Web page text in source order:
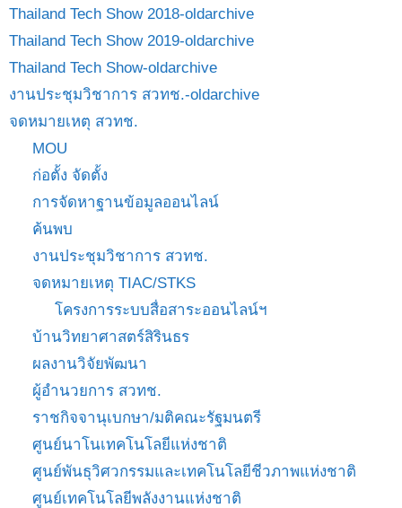
Thailand Tech Show 2018-oldarchive
Thailand Tech Show 2019-oldarchive
Thailand Tech Show-oldarchive
งานประชุมวิชาการ สวทช.-oldarchive
จดหมายเหตุ สวทช.
MOU
ก่อตั้ง จัดตั้ง
การจัดหาฐานข้อมูลออนไลน์
ค้นพบ
งานประชุมวิชาการ สวทช.
จดหมายเหตุ TIAC/STKS
โครงการระบบสื่อสาระออนไลน์ฯ
บ้านวิทยาศาสตร์สิรินธร
ผลงานวิจัยพัฒนา
ผู้อำนวยการ สวทช.
ราชกิจจานุเบกษา/มติคณะรัฐมนตรี
ศูนย์นาโนเทคโนโลยีแห่งชาติ
ศูนย์พันธุวิศวกรรมและเทคโนโลยีชีวภาพแห่งชาติ
ศูนย์เทคโนโลยีพลังงานแห่งชาติ